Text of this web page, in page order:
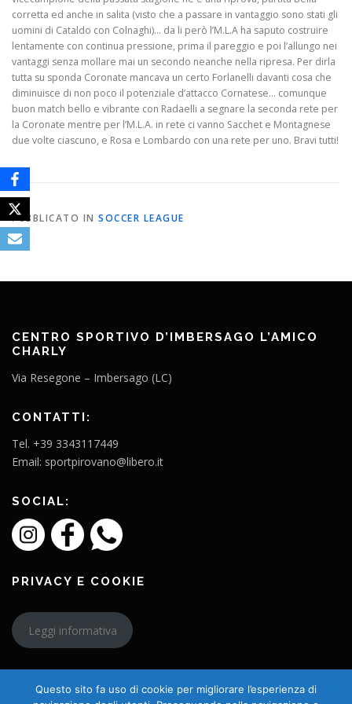
corretta ed anche in salita (visto che a passare in vantaggio sono stati gli
uomini di Cataldo con Colnaghi)… da li però l’M.L.A ha saputo costruire
lentamente con continua pressione, prima il pareggio e poi l’allungo nei
vantaggi senza mollare mai un secondo neanche nella ripresa. Per dirla
tutta su sponda Coronate mancava un certo Forlanelli davanti cosa che
diminuisce di non poco il potenziale d’attacco Cornatese… comunque
buon match bello e vibrante con Radaelli a segnare la seconda rete per
la Coronate mentre per l’M.L.A. in rete ci vanno Sacchet e Montagnese
due volte ciascuno, e Rosa e Lombardo con una rete per uno. Bravi tutti!
PUBBLICATO IN SOCCER LEAGUE
CENTRO SPORTIVO D’IMBERSAGO L’AMICO
CHARLY
Via Resegone – Imbersago (LC)
CONTATTI:
Tel. +39 3343117449
Email: sportpirovano@libero.it
SOCIAL:
PRIVACY E COOKIE
Leggi informativa
Questo sito fa uso di cookie per migliorare l’esperienza di